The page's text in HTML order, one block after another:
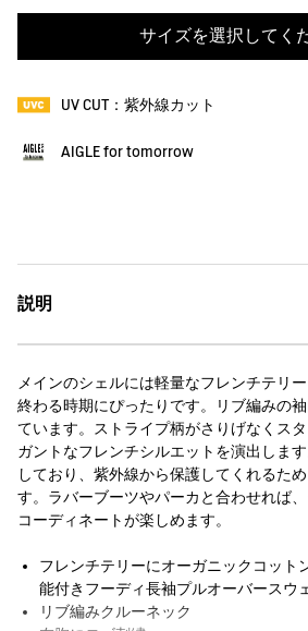
サイズを選択してく
UV CUT：紫外線カット
AIGLE for tomorrow
説明
メインのシェルには軽量なフレンチテリ
終わる時期にぴったりです。リブ編みの
ています。ストライプ柄がさりげなくス
ガントなフレンチシルエットを演出しま
しており、紫外線から保護してくれるた
す。ラバーブーツやパーカと合わせれば
コーディネートが楽しめます。
フレンチテリーにオーガニックコット
能付きフーディ長袖プルオーバースウ
リブ編みクルーネック